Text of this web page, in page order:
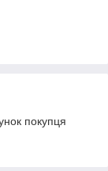
покупця